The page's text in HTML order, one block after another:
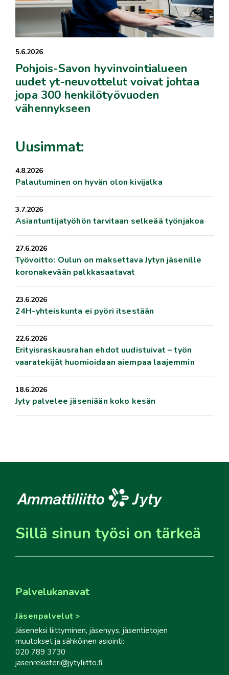
5.6.2026
Pohjois-Savon hyvinvointialueen
uudet yt-neuvottelut voivat johtaa
jopa 300 henkilötyövuoden
vähennykseen
Uusimmat:
4.8.2026
Palautuminen on hyvän olon kivijalka
3.7.2026
Asiantuntijatyöhön tarvitaan selkeää työnjakoa
27.6.2026
Työvoitto: Oulun on maksettava Jytyn jäsenille
koronakevään palkkasaatavat
23.6.2026
24H-yhteiskunta ei pyöri itsestään
22.6.2026
Erityisraskausrahan ehdot uudistuivat – työn
vaaratekijät huomioidaan aiempaa laajemmin
18.6.2026
Jyty palvelee jäseniään koko kesän
Sillä sinun työsi on tärkeä
Palvelukanavat
Jäsenpalvelut
Jäseneksi liittyminen, jäsenyys, jäsentietojen
muutokset ja sähköinen asiointi:
020 789 3730
jasenrekisteri@jytyliitto.fi